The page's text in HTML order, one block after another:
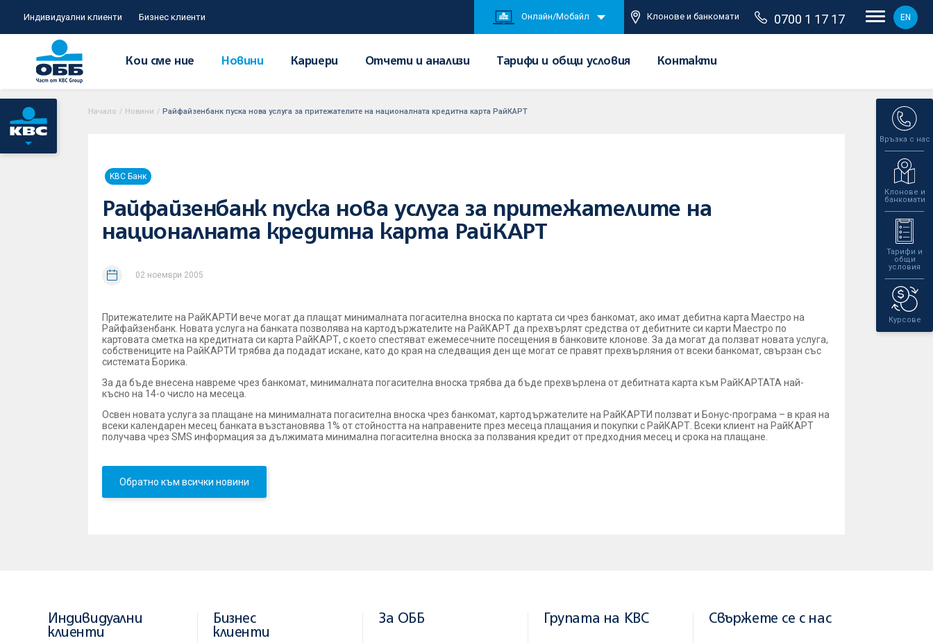
Индивидуални клиенти Бизнес клиенти Онлайн/Мобайл Клонове и банкомати 0700 1 17 17 EN
Кои сме ние Новини Кариери Отчети и анализи Тарифи и общи условия Контакти
Връзка с нас
Клонове и
банкомати
Тарифи и
общи
условия
Курсове
Начало / Новини / Райфайзенбанк пуска нова услуга за притежателите на националната кредитна карта РайКАРТ
KBC Банк
Райфайзенбанк пуска нова услуга за притежателите на
националната кредитна карта РайКАРТ
02 ноември 2005
Притежателите на РайКАРТИ вече могат да плащат минималната погасителна вноска по картата си чрез банкомат, ако имат дебитна карта Маестро на
Райфайзенбанк. Новата услуга на банката позволява на картодържателите на РайКАРТ да прехвърлят средства от дебитните си карти Маестро по
картовата сметка на кредитната си карта РайКАРТ, с което спестяват ежемесечните посещения в банковите клонове. За да могат да ползват новата услуга,
собствениците на РайКАРТИ трябва да подадат искане, като до края на следващия ден ще могат се правят прехвърляния от всеки банкомат, свързан със
системата Борика.
За да бъде внесена навреме чрез банкомат, минималната погасителна вноска трябва да бъде прехвърлена от дебитната карта към РайКАРТАТА най-
късно на 14-о число на месеца.
Освен новата услуга за плащане на минималната погасителна вноска чрез банкомат, картодържателите на РайКАРТИ ползват и Бонус-програма – в края на
всеки календарен месец банката възстановява 1% от стойността на направените през месеца плащания и покупки с РайКАРТ. Всеки клиент на РайКАРТ
получава чрез SMS информация за дължимата минимална погасителна вноска за ползвания кредит от предходния месец и срока на плащане.
Обратно към всички новини
Индивидуални
клиенти
Бизнес
клиенти
За ОББ Групата на KBC Свържете се с нас